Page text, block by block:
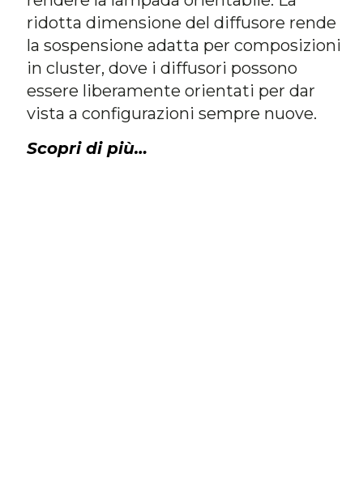
ridotta dimensione del diffusore rende
la sospensione adatta per composizioni
in cluster, dove i diffusori possono
essere liberamente orientati per dar
vista a configurazioni sempre nuove.
Scopri di più…